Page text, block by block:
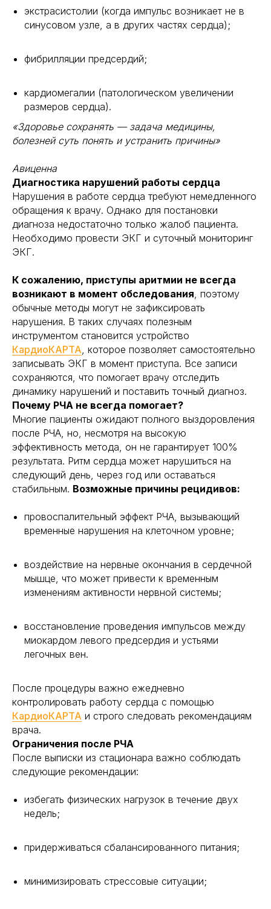
экстрасистолии (когда импульс возникает не в
синусовом узле, а в других частях сердца);
фибрилляции предсердий;
кардиомегалии (патологическом увеличении
размеров сердца).
«Здоровье сохранять — задача медицины,
болезней суть понять и устранить причины»
Авиценна
Диагностика нарушений работы сердца
Нарушения в работе сердца требуют немедленного
обращения к врачу. Однако для постановки
диагноза недостаточно только жалоб пациента.
Необходимо провести ЭКГ и суточный мониторинг
ЭКГ.
К сожалению, приступы аритмии не всегда
возникают в момент обследования, поэтому
обычные методы могут не зафиксировать
нарушения. В таких случаях полезным
инструментом становится устройство
КардиоКАРТА, которое позволяет самостоятельно
записывать ЭКГ в момент приступа. Все записи
сохраняются, что помогает врачу отследить
динамику нарушений и поставить точный диагноз.
Почему РЧА не всегда помогает?
Многие пациенты ожидают полного выздоровления
после РЧА, но, несмотря на высокую
эффективность метода, он не гарантирует 100%
результата. Ритм сердца может нарушиться на
следующий день, через год или оставаться
стабильным. Возможные причины рецидивов:
провоспалительный эффект РЧА, вызывающий
временные нарушения на клеточном уровне;
воздействие на нервные окончания в сердечной
мышце, что может привести к временным
изменениям активности нервной системы;
восстановление проведения импульсов между
миокардом левого предсердия и устьями
легочных вен.
После процедуры важно ежедневно
контролировать работу сердца с помощью
КардиоКАРТА и строго следовать рекомендациям
врача.
Ограничения после РЧА
После выписки из стационара важно соблюдать
следующие рекомендации:
избегать физических нагрузок в течение двух
недель;
придерживаться сбалансированного питания;
минимизировать стрессовые ситуации;